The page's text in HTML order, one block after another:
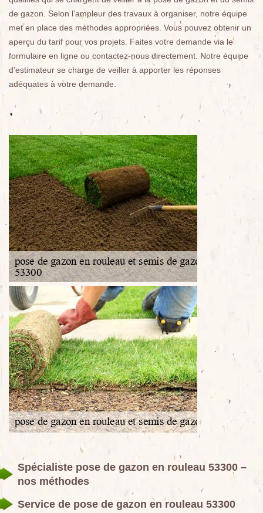
de gazon. Selon l’ampleur des travaux à organiser, notre équipe
met en place des méthodes appropriées. Vous pouvez obtenir un
aperçu du tarif pour vos projets. Faites votre demande via le
formulaire en ligne ou contactez-nous directement. Notre équipe
d’estimateur se charge de veiller à apporter les réponses
adéquates à votre demande.
Spécialiste pose de gazon en rouleau 53300 –
nos méthodes
Service de pose de gazon en rouleau 53300